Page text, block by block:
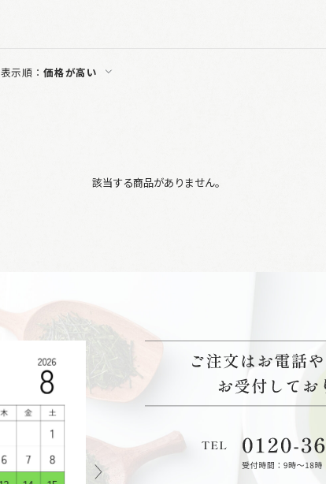
表示順：価格が高い
該当する商品がありません。